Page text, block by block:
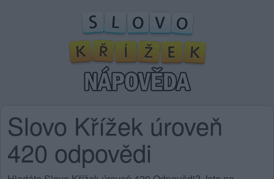
Slovo Křížek úroveň
420 odpovědi